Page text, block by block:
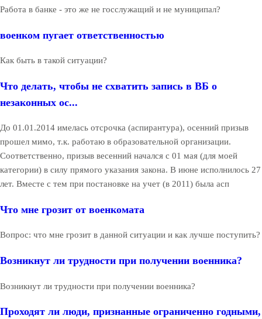
Работа в банке - это же не госслужащий и не муниципал?
военком пугает ответственностью
Как быть в такой ситуации?
Что делать, чтобы не схватить запись в ВБ о
незаконных ос...
До 01.01.2014 имелась отсрочка (аспирантура), осенний призыв
прошел мимо, т.к. работаю в образовательной организации.
Соответственно, призыв весенний начался с 01 мая (для моей
категории) в силу прямого указания закона. В июне исполнилось 27
лет. Вместе с тем при постановке на учет (в 2011) была асп
Что мне грозит от военкомата
Вопрос: что мне грозит в данной ситуации и как лучше поступить?
Возникнут ли трудности при получении военника?
Возникнут ли трудности при получении военника?
Проходят ли люди, признанные ограниченно годными,